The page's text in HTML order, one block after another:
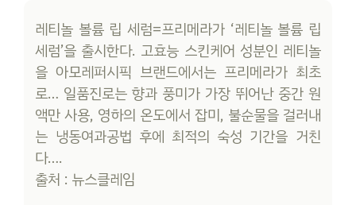
레티놀 볼륨 립 세럼=프리메라가 ‘레티놀 볼륨 립
세럼’을 출시한다. 고효능 스킨케어 성분인 레티놀
을 아모레퍼시픽 브랜드에서는 프리메라가 최초
로… 일품진로는 향과 풍미가 가장 뛰어난 중간 원
액만 사용, 영하의 온도에서 잡미, 불순물을 걸러내
는 냉동여과공법 후에 최적의 숙성 기간을 거친
다….
출처 : 뉴스클레임